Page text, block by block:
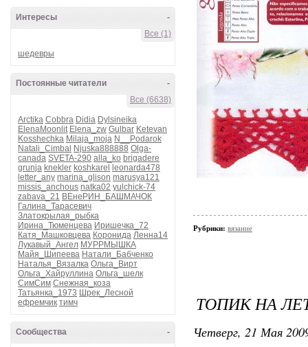
-
Интересы
Все (1)
шедевры
-
Постоянные читатели
Все (6638)
Arctika Cobbra Didia Dylsineika
ElenaMoonlit Elena_zw Gulbar Ketevan
Kosshechka Milaja_moja N__Podarok
Natali_Cimbal Njuska888888 Olga-
canada SVETA-290 alla_ko brigadere
grunja knekler koshkarel
leonarda478
letter_any marina_glison marusya121
missis_anchous natka02 yulchick-74
zabava_21 ВЕнеРИН_БАШМАЧОК
Галина_Тарасевич
Златокрылая_рыбка
Ирина_Тюменцева Иришечка_72
Катя_Машковцева Коронида Ленна14
Лукавый_Ангел МУРРМЫШКА
Майя_Шипеева Натали_Бабченко
Наталья_Вязалка Ольга_Вирт
Ольга_Хайруллина Ольга_шелк
СимСим Снежная_коза
Татьянка_1973 Шрек_Лесной
ефремчик тимч
-
Сообщества
Рубрики: вязание
ТОПИК НА
Четверг, 21 Мая